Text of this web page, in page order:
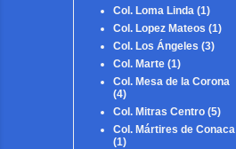
Col. Loma Linda (1)
Col. Lopez Mateos (1)
Col. Los Ángeles (3)
Col. Marte (1)
Col. Mesa de la Corona
(4)
Col. Mitras Centro (5)
Col. Mártires de Conaca
(1)